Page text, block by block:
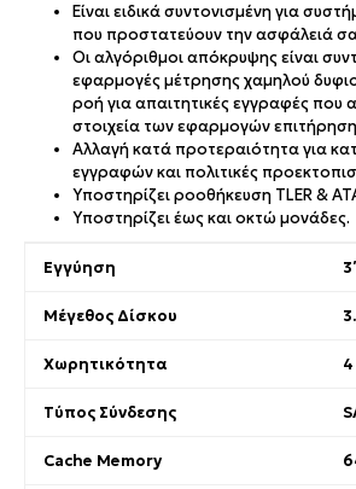
Είναι ειδικά συντονισμένη για
που προστατεύουν την ασφάλειά
Οι αλγόριθμοι απόκρυψης είναι
εφαρμογές μέτρησης χαμηλού
ροή για απαιτητικές εγγραφές που
στοιχεία των εφαρμογών
Αλλαγή κατά προτεραιότητα για
εγγραφών και πολιτικές
Υποστηρίζει ροοθήκευση TLER &
Υποστηρίζει έως και οκτώ μονάδες.
Εγγύηση
Μέγεθος Δίσκου
Χωρητικότητα 4
Τύπος Σύνδεσης
Cache Memory